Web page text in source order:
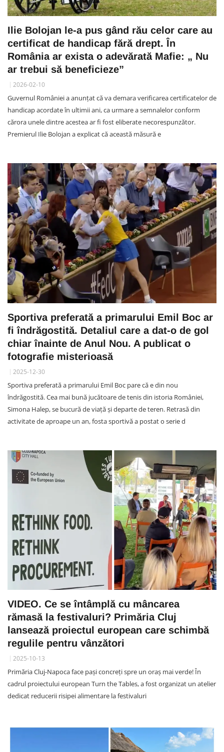
Ilie Bolojan le-a pus gând rău celor care au
certificat de handicap fără drept. În
România ar exista o adevărată Mafie: „ Nu
ar trebui să beneficieze”
2026-02-10
Guvernul României a anunțat că va demara verificarea certificatelor de
handicap acordate în ultimii ani, ca urmare a semnalelor conform
cărora unele dintre acestea ar fi fost eliberate necorespunzător.
Premierul Ilie Bolojan a explicat că această măsură e
Sportiva preferată a primarului Emil Boc ar
fi îndrăgostită. Detaliul care a dat-o de gol
chiar înainte de Anul Nou. A publicat o
fotografie misterioasă
2025-12-30
Sportiva preferată a primarului Emil Boc pare că e din nou
îndrăgostită. Cea mai bună jucătoare de tenis din istoria României,
Simona Halep, se bucură de viață și departe de teren. Retrasă din
activitate de aproape un an, fosta sportivă a postat o serie d
VIDEO. Ce se întâmplă cu mâncarea
rămasă la festivaluri? Primăria Cluj
lansează proiectul european care schimbă
regulile pentru vânzători
2025-10-13
Primăria Cluj-Napoca face pași concreți spre un oraș mai verde! În
cadrul proiectului european Turn the Tables, a fost organizat un atelier
dedicat reducerii risipei alimentare la festivaluri